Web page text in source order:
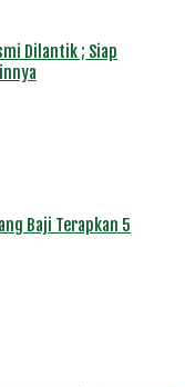
Dilantik ; Siap
Baji Terapkan 5